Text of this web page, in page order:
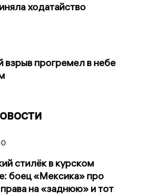
ходатайство
прогремел в небе
стилёк в курском
боец «Мексика» про
на «заднюю» и тот